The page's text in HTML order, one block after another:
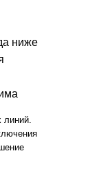
ниже
линий.